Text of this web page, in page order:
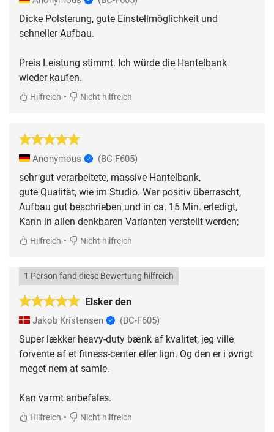
Dicke Polsterung, gute Einstellmöglichkeit und
schneller Aufbau.
Preis Leistung stimmt. Ich würde die Hantelbank
wieder kaufen.
Hilfreich • Nicht hilfreich
Anonymous (BC-F605)
sehr gut verarbeitete, massive Hantelbank,
gute Qualität, wie im Studio. War positiv überrascht,
Aufbau gut beschrieben und in ca. 15 Min. erledigt,
Kann in allen denkbaren Varianten verstellt werden;
Hilfreich • Nicht hilfreich
Elsker den
1 Person fand diese Bewertung hilfreich
Jakob Kristensen (BC-F605)
Super lækker heavy-duty bænk af kvalitet, jeg ville
forvente af et fitness-center eller lign. Og den er i øvrigt
meget nem at samle.
Kan varmt anbefales.
Hilfreich • Nicht hilfreich